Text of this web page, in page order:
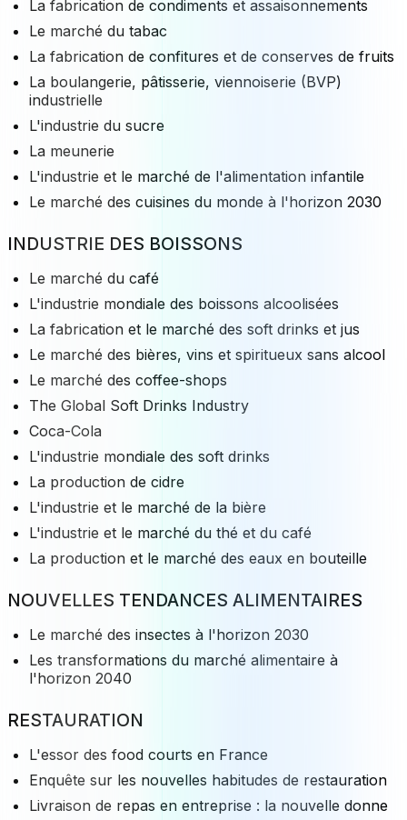
La fabrication de condiments et assaisonnements
Le marché du tabac
La fabrication de confitures et de conserves de fruits
La boulangerie, pâtisserie, viennoiserie (BVP)
industrielle
L'industrie du sucre
La meunerie
L'industrie et le marché de l'alimentation infantile
Le marché des cuisines du monde à l'horizon 2030
INDUSTRIE DES BOISSONS
Le marché du café
L'industrie mondiale des boissons alcoolisées
La fabrication et le marché des soft drinks et jus
Le marché des bières, vins et spiritueux sans alcool
Le marché des coffee-shops
The Global Soft Drinks Industry
Coca-Cola
L'industrie mondiale des soft drinks
La production de cidre
L'industrie et le marché de la bière
L'industrie et le marché du thé et du café
La production et le marché des eaux en bouteille
NOUVELLES TENDANCES ALIMENTAIRES
Le marché des insectes à l'horizon 2030
Les transformations du marché alimentaire à
l'horizon 2040
RESTAURATION
L'essor des food courts en France
Enquête sur les nouvelles habitudes de restauration
Livraison de repas en entreprise : la nouvelle donne